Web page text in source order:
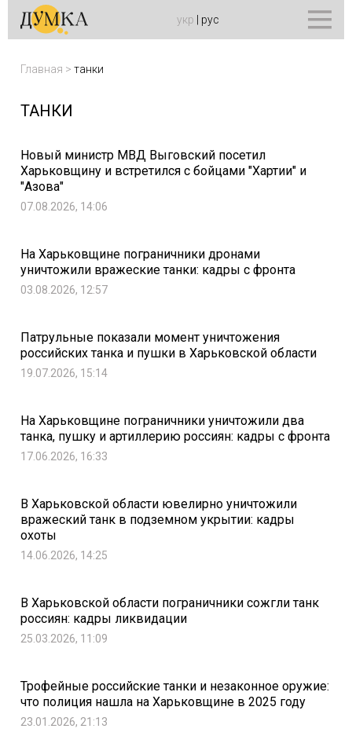
укр рус
Главная > танки
ТАНКИ
Новый министр МВД Выговский посетил
Харьковщину и встретился с бойцами "Хартии" и
"Азова"
07.08.2026, 14:06
На Харьковщине пограничники дронами
уничтожили вражеские танки: кадры с фронта
03.08.2026, 12:57
Патрульные показали момент уничтожения
российских танка и пушки в Харьковской области
19.07.2026, 15:14
На Харьковщине пограничники уничтожили два
танка, пушку и артиллерию россиян: кадры с фронта
17.06.2026, 16:33
В Харьковской области ювелирно уничтожили
вражеский танк в подземном укрытии: кадры
охоты
14.06.2026, 14:25
В Харьковской области пограничники сожгли танк
россиян: кадры ликвидации
25.03.2026, 11:09
Трофейные российские танки и незаконное оружие:
что полиция нашла на Харьковщине в 2025 году
23.01.2026, 21:13